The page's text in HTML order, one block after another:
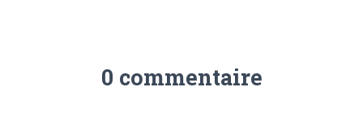
0 commentaire